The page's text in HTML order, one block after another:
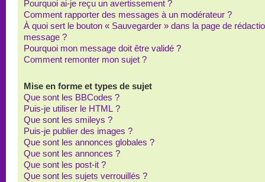
Pourquoi ai-je reçu un avertissement ?
Comment rapporter des messages à un modérateur ?
À quoi sert le bouton « Sauvegarder » dans la page de
message ?
Pourquoi mon message doit être validé ?
Comment remonter mon sujet ?
Mise en forme et types de sujet
Que sont les BBCodes ?
Puis-je utiliser le HTML ?
Que sont les smileys ?
Puis-je publier des images ?
Que sont les annonces globales ?
Que sont les annonces ?
Que sont les post-it ?
Que sont les sujets verrouillés ?